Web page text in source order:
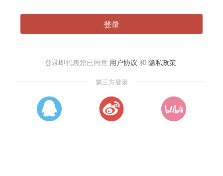
登录
登录即代表您已同意 用户协议 和 隐私政策
第三方登录